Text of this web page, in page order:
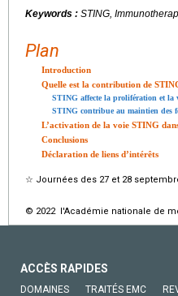
Keywords : STING,
Plan
Introduction
Quelle est la contribution de
STING affecte la prolifération et la
STING contribue au maintien des
L’activation de la voie STING
Conclusions
Déclaration de liens d’intérêts
☆ Journées des 27 et 28
© 2022 l'Académie nationale de
ACCÈS RAPIDES
DOMAINES TRAITÉS EMC